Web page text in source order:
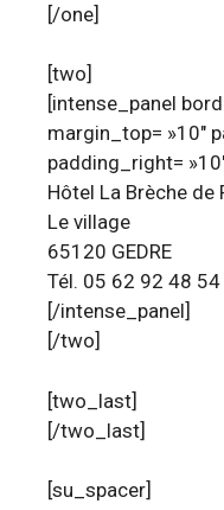
[/one]
[two]
[intense_panel
margin_top= »10″
padding_right=
Hôtel La Brèche de
Le village
65120 GEDRE
Tél. 05 62 92 48 54
[/intense_panel]
[/two]
[two_last]
[/two_last]
[su_spacer]